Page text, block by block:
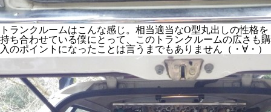
トランクルームはこんな感じ。相当適当なO型丸出しの性格を
持ち合わせている僕にとって、このトランクルームの広さも購
入のポイントになったことは言うまでもありません（・∀・）